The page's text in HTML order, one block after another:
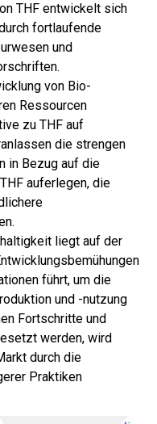
THF entwickelt sich
fortlaufende
und
von Bio-
Ressourcen
zu THF auf
die strengen
in Bezug auf die
auferlegen, die
liegt auf der
führt, um die
und -nutzung
Fortschritte und
werden, wird
durch die
Praktiken